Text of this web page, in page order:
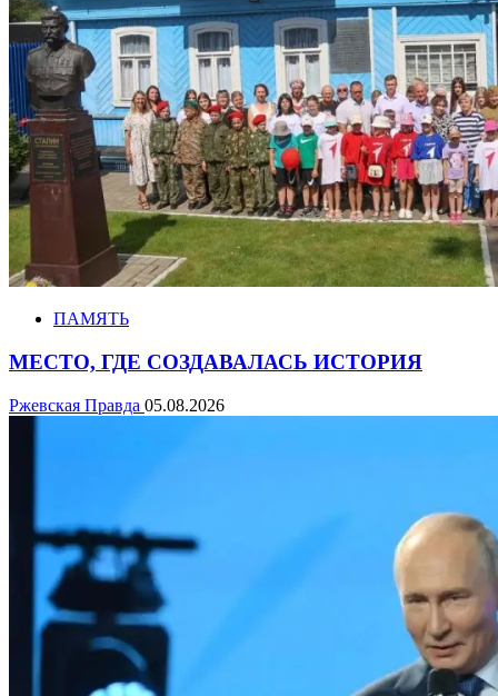
ПАМЯТЬ
МЕСТО, ГДЕ СОЗДАВАЛАСЬ ИСТОРИЯ
Ржевская Правда 05.08.2026